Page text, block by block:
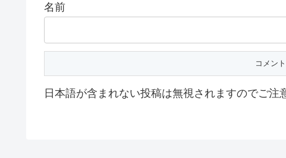
名前
日本語が含まれない投稿は無視されますのでご注